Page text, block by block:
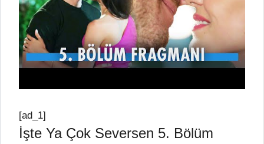
[ad_1]
İşte Ya Çok Seversen 5. Bölüm